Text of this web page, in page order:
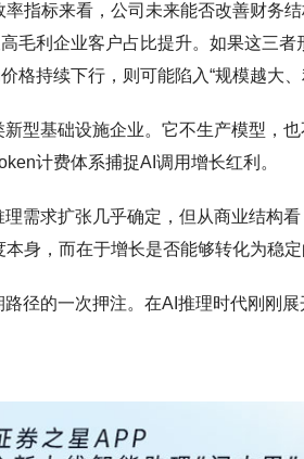
指标来看，公司未来能否改善财务
毛利企业客户占比提升。如果这三
格持续下行，则可能陷入“规模越大、
型基础设施企业。它不生产模型，
计费体系捕捉AI调用增长红利。
需求扩张几乎确定，但从商业结构
身，而在于增长是否能够转化为稳定
径的一次押注。在AI推理时代刚刚